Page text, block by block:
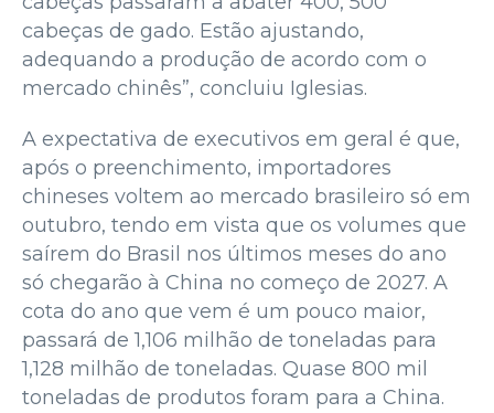
cabeças de gado. Estão ajustando,
adequando a produção de acordo com o
mercado chinês”, concluiu Iglesias.
A expectativa de executivos em geral é que,
após o preenchimento, importadores
chineses voltem ao mercado brasileiro só em
outubro, tendo em vista que os volumes que
saírem do Brasil nos últimos meses do ano
só chegarão à China no começo de 2027. A
cota do ano que vem é um pouco maior,
passará de 1,106 milhão de toneladas para
1,128 milhão de toneladas. Quase 800 mil
toneladas de produtos foram para a China.